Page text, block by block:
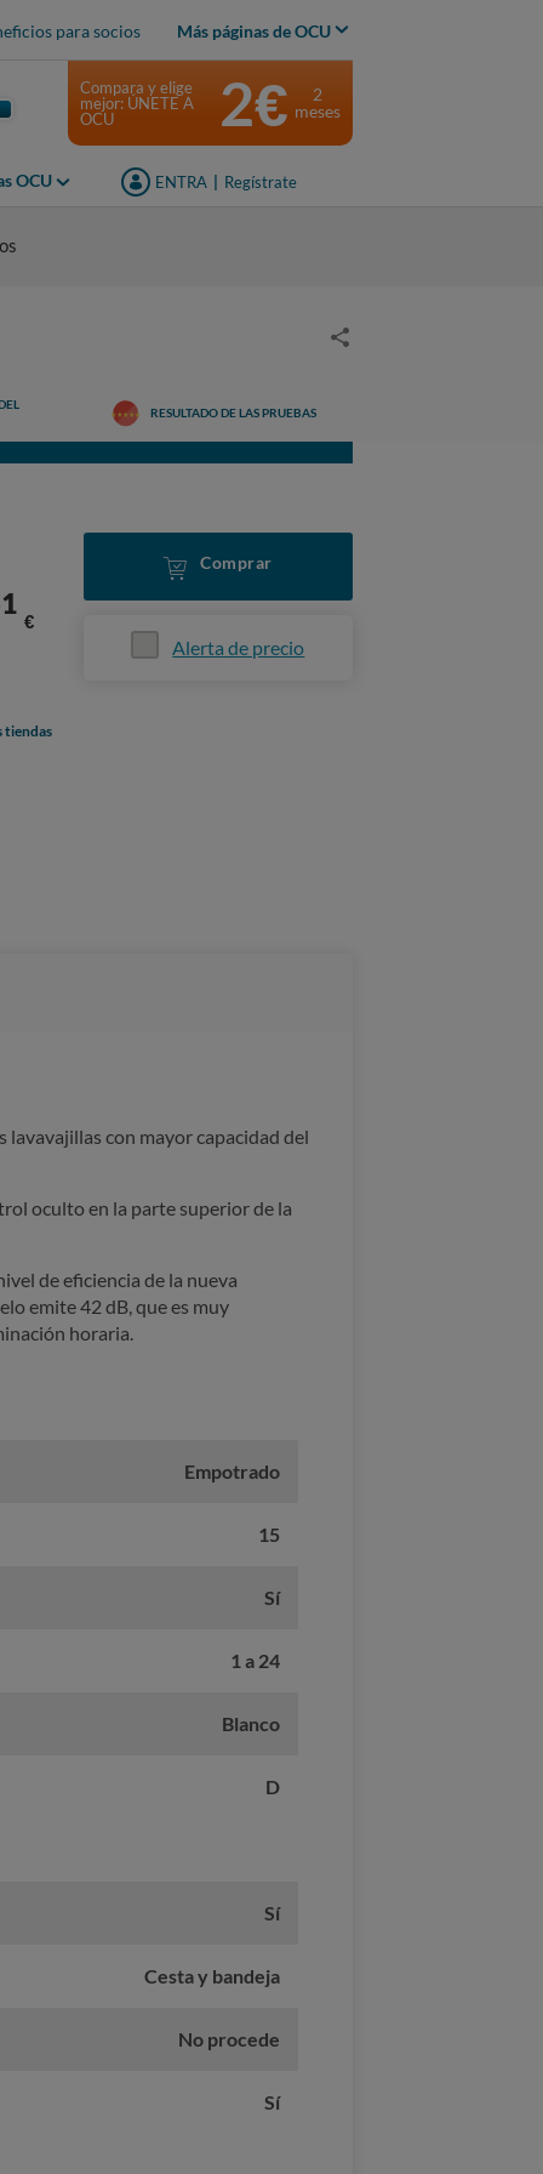
para socios Más páginas de OCU
OCU ENTRA Regístrate
Compara y elige
mejor: ÚNETE A
OCU
2€
2
meses
RESULTADO DE LAS PRUEBAS
€
Comprar
Alerta de precio
tiendas
con mayor capacidad del
oculto en la parte superior de la
de eficiencia de la nueva
emite 42 dB, que es muy
horaria.
Empotrado
15
Sí
1 a 24
Blanco
D
Sí
Cesta y bandeja
No procede
Sí